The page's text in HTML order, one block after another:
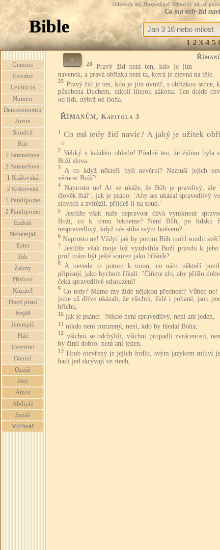
Odpověz mi, Hospodine! Odpověz mi, ať
Co má tedy žid
Bible
1 2 3 4 5
Genesis
Exodus
Leviticus
Numeri
Deuteronomiu
Jozue
Soudců
Rút
1 Samuelova
2 Samuelova
1 Královská
2 Královská
1 Paralipome
2 Paralipome
Ezdráš
Nehemjáš
Ester
Jób
Žalmy
Přísloví
Kazatel
Píseň písní
Izajáš
Jeremjáš
Pláč
Ezechiel
Daniel
Ozeáš
Jóel
Ámos
Abdijáš
Jonáš
Micheáš
<
28
Pravý žid není ten, kdo je jím
navenek, a pravá obřízka není ta, která je zjevná na těle.
29 Pravý žid je ten, kdo je jím uvnitř, s obřízkou srdce,
působena Duchem, nikoli literou zákona. Ten dojde
od lidí, nýbrž od Boha.
Římanům, Kapitola 3
1 Co má tedy žid navíc? A jaký je užitek
☆
2 Veliký v každém ohledu! Předně ten, že židům byla
Boží slova.
3
A co když někteří byli nevěrní? Nezruší jejich
věrnost Boží?
4 Naprosto ne! Ať se ukáže, že Bůh je pravdivý, ale
člověk lhář´, jak je psáno: `Aby ses ukázal spravedlivý
slovech a zvítězil, přijdeš-li na soud.´
5
Jestliže však naše nepravost dává vyniknout
Boží, co k tomu řekneme? Není Bůh, po lidsku
nespravedlivý, když nás stíhá svým hněvem?
6 Naprosto ne! Vždyť jak by potom Bůh mohl soudit
7
Jestliže však moje lež vyzdvihla Boží pravdu k jeho
proč mám být ještě souzen jako hříšník?
8
A nevede to potom k tomu, co nám někteří
připisují, jako bychom říkali: "Čiňme zlo, aby přišlo
čeká spravedlivé odsouzení!
9 Co tedy? Máme my židé nějakou přednost? Vůbec
jsme už dříve ukázali, že všichni, židé i pohané, jsou
hříchu,
10 jak je psáno: `Nikdo není spravedlivý, není ani jeden,
11 nikdo není rozumný, není, kdo by hledal Boha;
12 všichni se odchýlili, všichni propadli zvrácenosti,
by činil dobro, není ani jeden.
13 Hrob otevřený je jejich hrdlo, svým jazykem mluví
hadí jed skrývají ve rtech,